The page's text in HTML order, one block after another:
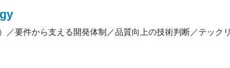
／要件から支える開発体制／品質向上の技術判断／テック